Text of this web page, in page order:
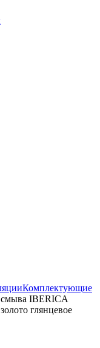
Комплектующие
IBERICA
глянцевое